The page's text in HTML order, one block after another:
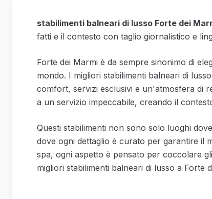
stabilimenti balneari di lusso Forte dei
fatti e il contesto con taglio giornalistico e
Forte dei Marmi è da sempre sinonimo di
mondo. I migliori stabilimenti balneari di
comfort, servizi esclusivi e un'atmosfera di
a un servizio impeccabile, creando il
Questi stabilimenti non sono solo luoghi
dove ogni dettaglio è curato per garantire il
spa, ogni aspetto è pensato per coccolare
migliori stabilimenti balneari di lusso a Forte